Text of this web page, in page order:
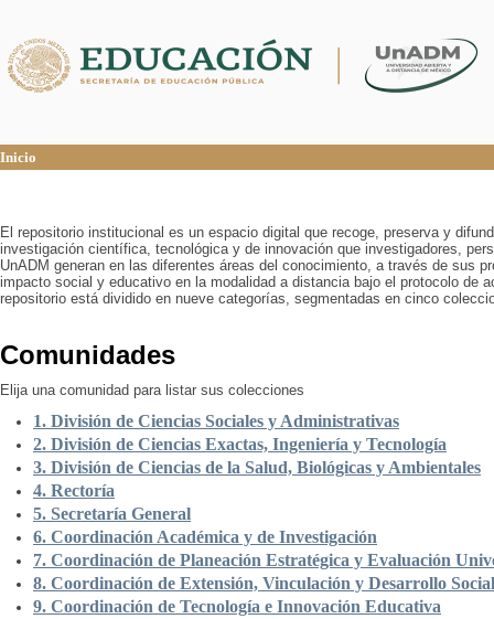
Inicio
El repositorio institucional es un espacio digital que recoge, preserva y
investigación científica, tecnológica y de innovación que investigadores,
UnADM generan en las diferentes áreas del conocimiento, a través de sus
impacto social y educativo en la modalidad a distancia bajo el protocolo de
repositorio está dividido en nueve categorías, segmentadas en cinco
Comunidades
Elija una comunidad para listar sus colecciones
1. División de Ciencias Sociales y Administrativas
2. División de Ciencias Exactas, Ingeniería y Tecnología
3. División de Ciencias de la Salud, Biológicas y Ambientales
4. Rectoría
5. Secretaría General
6. Coordinación Académica y de Investigación
7. Coordinación de Planeación Estratégica y Evaluación
8. Coordinación de Extensión, Vinculación y Desarrollo Social
9. Coordinación de Tecnología e Innovación Educativa